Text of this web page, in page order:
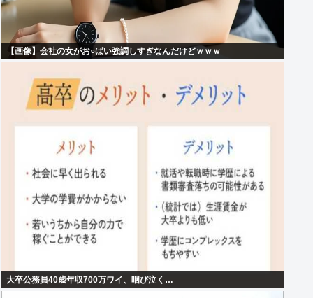
【画像】会社の女がお○ぱい強調しすぎなんだけどｗｗｗ
大卒公務員40歳年収700万ワイ、咽び泣く…